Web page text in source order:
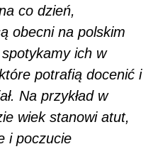
co dzień,
obecni na polskim
ich w
potrafią docenić i
Na przykład w
wiek stanowi atut,
i poczucie